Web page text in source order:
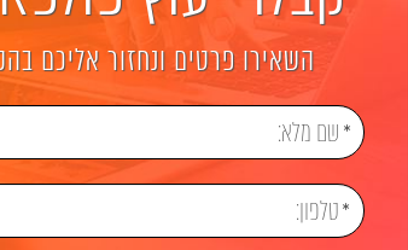
השאירו פרטים ונחזור אליכם